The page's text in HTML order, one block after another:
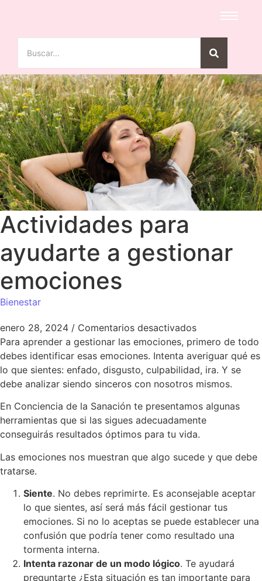
Actividades para
ayudarte a gestionar
emociones
Bienestar
enero 28, 2024 / Comentarios desactivados
Para aprender a gestionar las emociones, primero de todo
debes identificar esas emociones. Intenta averiguar qué es
lo que sientes: enfado, disgusto, culpabilidad, ira. Y se
debe analizar siendo sinceros con nosotros mismos.
En Conciencia de la Sanación te presentamos algunas
herramientas que si las sigues adecuadamente
conseguirás resultados óptimos para tu vida.
Las emociones nos muestran que algo sucede y que debe
tratarse.
Siente. No debes reprimirte. Es aconsejable aceptar
lo que sientes, así será más fácil gestionar tus
emociones. Si no lo aceptas se puede establecer una
confusión que podría tener como resultado una
tormenta interna.
Intenta razonar de un modo lógico. Te ayudará
preguntarte ¿Esta situación es tan importante para